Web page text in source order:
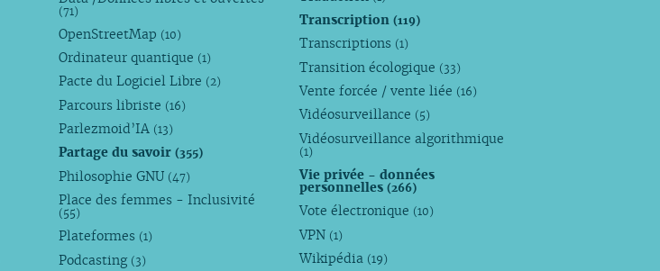
(71)
OpenStreetMap (10)
Ordinateur quantique (1)
Pacte du Logiciel Libre (2)
Parcours libriste (16)
Parlezmoid’IA (13)
Partage du savoir(355)
Philosophie GNU (47)
Place des femmes - Inclusivité
(55)
Plateformes (1)
Podcasting (3)
Transcription(119)
Transcriptions (1)
Transition écologique (33)
Vente forcée / vente liée (16)
Vidéosurveillance (5)
Vidéosurveillance algorithmique
(1)
Vie privée - données
personnelles(266)
Vote électronique (10)
VPN (1)
Wikipédia (19)